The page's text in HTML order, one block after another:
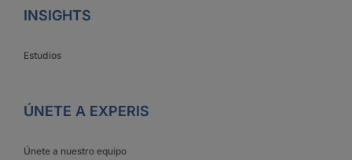
INSIGHTS
Estudios
ÚNETE A EXPERIS
Únete a nuestro equipo